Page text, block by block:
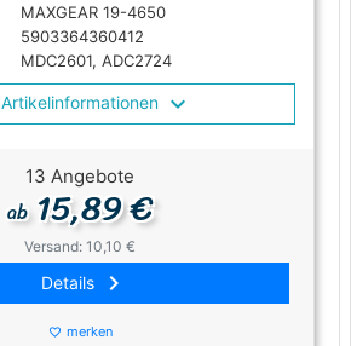
MAXGEAR 19-4650
5903364360412
MDC2601, ADC2724
Artikelinformationen
13 Angebote
ab15,89 €
Versand: 10,10 €
Details keyboard_arrow_right
favorite_border merken